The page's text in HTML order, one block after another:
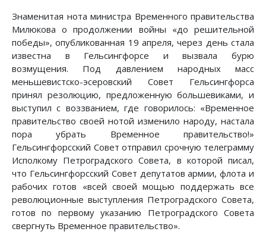
Знаменитая нота министра Временного правительства
Милюкова о продолжении войны «до решительной
победы», опубликованная 19 апреля, через день стала
известна в Гельсингфорсе и вызвала бурю
возмущения. Под давлением народных масс
меньшевистско-эсеровский Совет Гельсингфорса
принял резолюцию, предложенную большевиками, и
выступил с воззванием, где говорилось: «Временное
правительство своей нотой изменило народу, настала
пора убрать Временное правительство!»
Гельсингфорсский Совет отправил срочную телеграмму
Исполкому Петроградского Совета, в которой писал,
что Гельсингфорсский Совет депутатов армии, флота и
рабочих готов «всей своей мощью поддержать все
революционные выступления Петроградского Совета,
готов по первому указанию Петроградского Совета
свергнуть Временное правительство».